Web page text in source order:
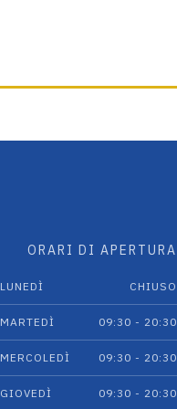
ORARI DI APERTURA
LUNEDÌ CHIUSO
MARTEDÌ 09:30 - 20:30
MERCOLEDÌ 09:30 - 20:30
GIOVEDÌ 09:30 - 20:30